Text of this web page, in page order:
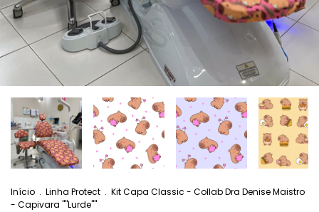
Início . Linha Protect . Kit Capa Classic - Collab Dra Denise Maistro
- Capivara ""Lurde""